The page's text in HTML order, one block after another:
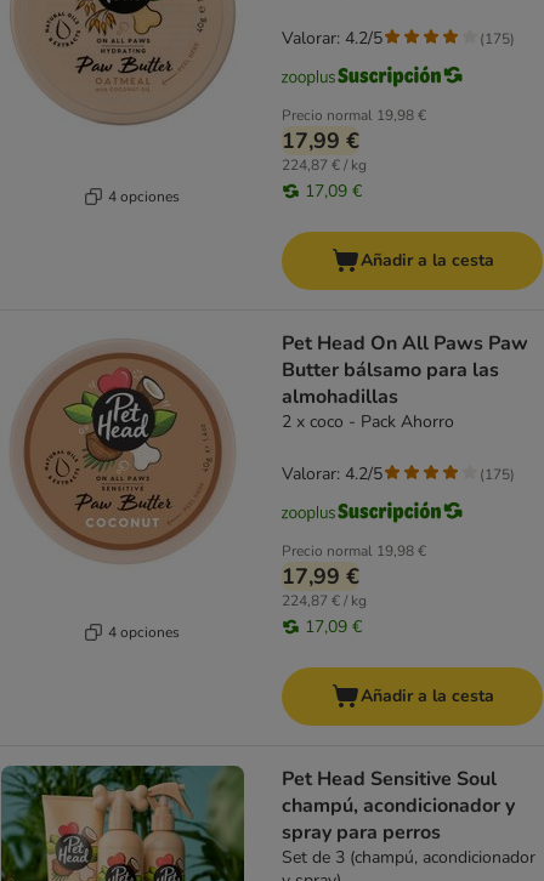
4 opciones
Precio normal 19,98 €
17,99 €
224,87 € / kg
17,09 €
Valorar: 4.2/5 (175)
Añadir a la cesta
4 opciones
Pet Head On All Paws Paw
Butter bálsamo para las
almohadillas
2 x coco - Pack Ahorro
Precio normal 19,98 €
17,99 €
224,87 € / kg
17,09 €
Valorar: 4.2/5 (175)
Añadir a la cesta
Pet Head Sensitive Soul
champú, acondicionador y
spray para perros
Set de 3 (champú, acondicionador